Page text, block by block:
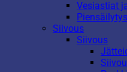
Vesiastiat
Piensäilytys
Siivous
Siivous